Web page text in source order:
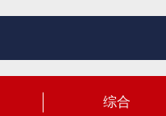
综合